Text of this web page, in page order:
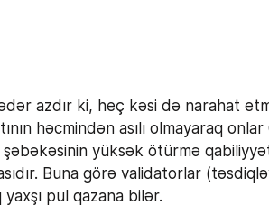
azdır ki, heç kəsi də narahat
həcmindən asılı olmayaraq onlar
yüksək ötürmə
Buna görə validatorlar
yaxşı pul qazana bilər.